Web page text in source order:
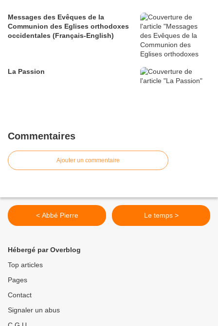
Messages des Evêques de la
Communion des Eglises orthodoxes
occidentales (Français-English)
La Passion
Commentaires
Ajouter un commentaire
< Abbé Pierre Le temps >
Hébergé par Overblog
Top articles
Pages
Contact
Signaler un abus